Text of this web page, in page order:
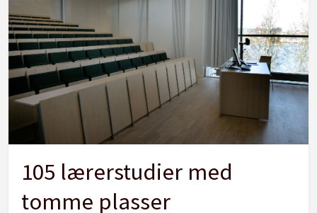
105 lærerstudier med
tomme plasser